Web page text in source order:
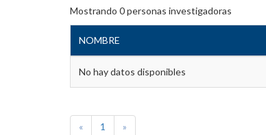
Mostrando 0personas investigadoras
NOMBRE
No hay datos disponibles
« 1 »